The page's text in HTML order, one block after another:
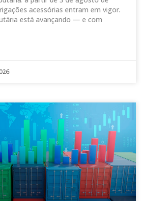
acessórias entram em vigor.
está avançando — e com